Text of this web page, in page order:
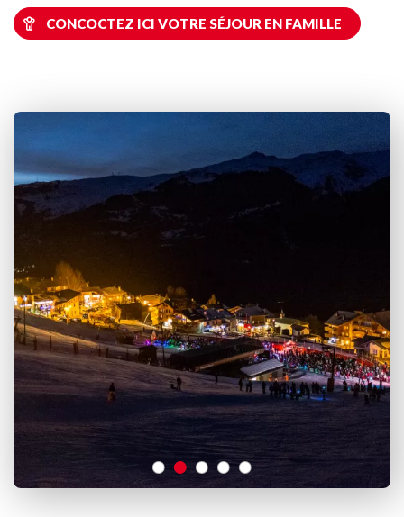
CONCOCTEZ ICI VOTRE SÉJOUR EN FAMILLE